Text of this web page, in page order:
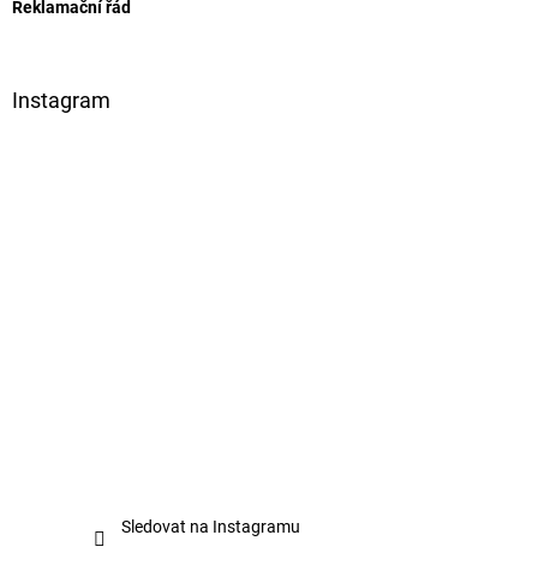
Reklamační řád
Instagram
Sledovat na Instagramu